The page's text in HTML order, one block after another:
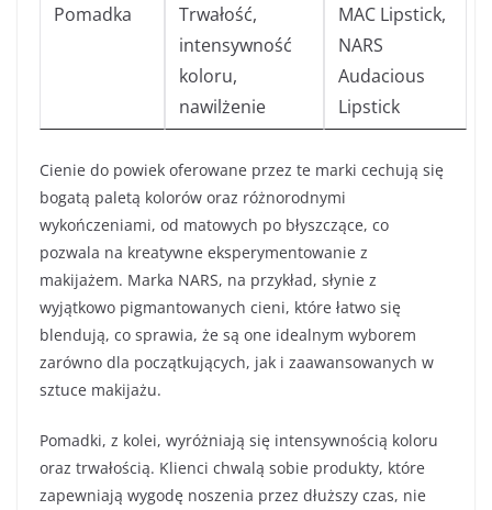
Pomadka
Trwałość,
intensywność
koloru,
nawilżenie
MAC Lipstick,
NARS
Audacious
Lipstick
Cienie do powiek oferowane przez te marki cechują się
bogatą paletą kolorów oraz różnorodnymi
wykończeniami, od matowych po błyszczące, co
pozwala na kreatywne eksperymentowanie z
makijażem. Marka NARS, na przykład, słynie z
wyjątkowo pigmantowanych cieni, które łatwo się
blendują, co sprawia, że są one idealnym wyborem
zarówno dla początkujących, jak i zaawansowanych w
sztuce makijażu.
Pomadki, z kolei, wyróżniają się intensywnością koloru
oraz trwałością. Klienci chwalą sobie produkty, które
zapewniają wygodę noszenia przez dłuższy czas, nie